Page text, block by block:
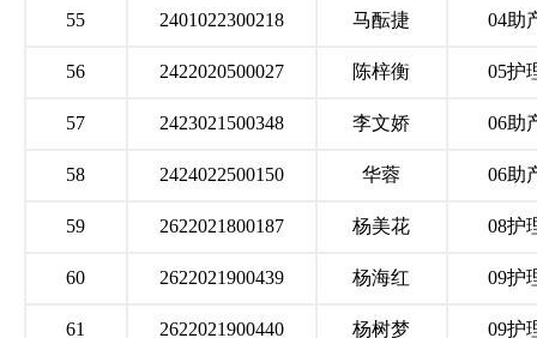
55 2401022300218 马酝捷 04助
56 2422020500027 陈梓衡 05护
57 2423021500348 李文娇 06助
58 2424022500150 华蓉 06助
59 2622021800187 杨美花 08护
60 2622021900439 杨海红 09护
61 2622021900440 杨树梦 09护